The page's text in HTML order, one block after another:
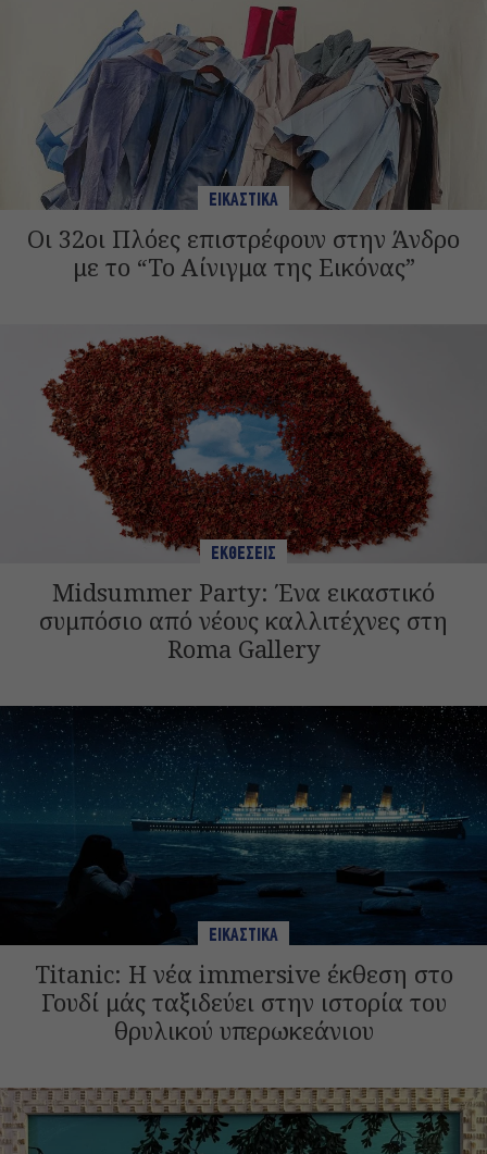
ΕΙΚΑΣΤΙΚΑ
Οι 32οι Πλόες επιστρέφουν στην Άνδρο
με το “Το Αίνιγμα της Εικόνας”
ΕΚΘΕΣΕΙΣ
Midsummer Party: Ένα εικαστικό
συμπόσιο από νέους καλλιτέχνες στη
Roma Gallery
ΕΙΚΑΣΤΙΚΑ
Titanic: Η νέα immersive έκθεση στο
Γουδί μάς ταξιδεύει στην ιστορία του
θρυλικού υπερωκεάνιου